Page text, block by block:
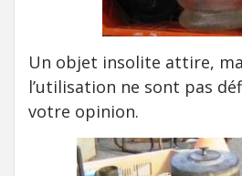
Un objet insolite attire,
l’utilisation ne sont pas
votre opinion.